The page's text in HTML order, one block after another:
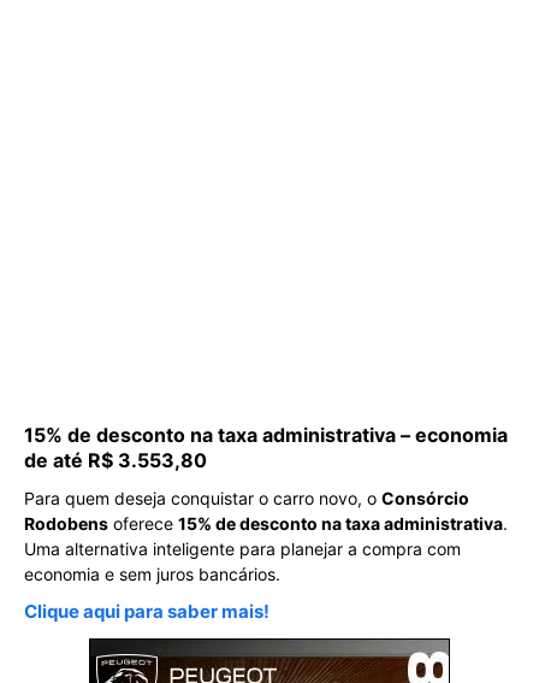
15% de desconto na taxa administrativa – economia
de até R$ 3.553,80
Para quem deseja conquistar o carro novo, o Consórcio
Rodobens oferece 15% de desconto na taxa administrativa.
Uma alternativa inteligente para planejar a compra com
economia e sem juros bancários.
Clique aqui para saber mais!